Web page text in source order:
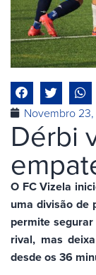
Novembro
Dérbi
O FC Vizela
uma divisão de
permite
rival, mas
desde os 36